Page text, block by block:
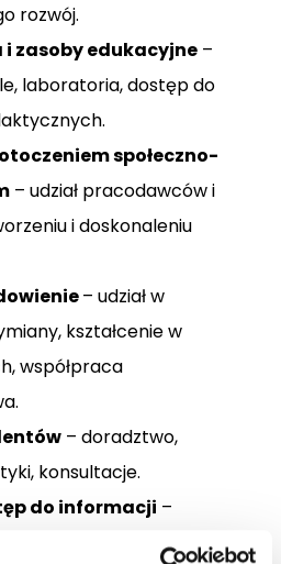
rozwój.
zasoby edukacyjne –
laboratoria, dostęp do
społeczno-
– udział pracodawców i
i doskonaleniu
– udział w
kształcenie w
współpraca
– doradztwo,
konsultacje.
do informacji –
działań uczelni.